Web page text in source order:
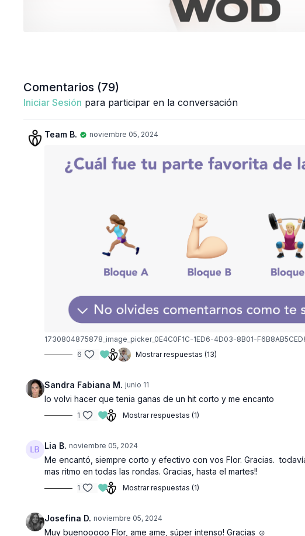
Comentarios (79)
Iniciar Sesión para participar en la conversación
Team B. noviembre 05, 2024
1730804875878_image_picker_0E4C0F1C-1ED6-4D03-8B01-
6
Mostrar respuestas (13)
Sandra Fabiana M. junio 11
lo volvi hacer que tenia ganas de un hit corto y me encanto
1 Mostrar respuestas (1)
Lia B. noviembre 05, 2024
Me encantó, siempre corto y efectivo con vos Flor. Gracias.
mas ritmo en todas las rondas. Gracias, hasta el martes!!
1 Mostrar respuestas (1)
Josefina D. noviembre 05, 2024
Muy buenooooo Flor, ame ame, súper intenso! Gracias ☺️